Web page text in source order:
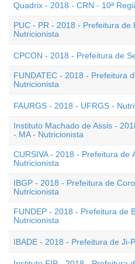
Quadrix - 2018 - CRN - 10ª
PUC - PR - 2018 - Prefeitura de
Nutricionista
CPCON - 2018 - Prefeitura de
FUNDATEC - 2018 - Prefeitura
Nutricionista
FAURGS - 2018 - UFRGS -
Instituto Machado de Assis -
- MA - Nutricionista
CURSIVA - 2018 - Prefeitura de
Nutricionista
IBGP - 2018 - Prefeitura de
Nutricionista
FUNDEP - 2018 - Prefeitura de
Nutricionista
IBADE - 2018 - Prefeitura de Ji-